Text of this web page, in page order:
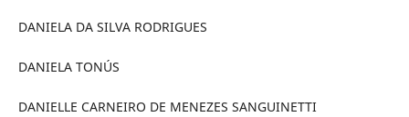
DANIELA DA SILVA RODRIGUES
DANIELA TONÚS
DANIELLE CARNEIRO DE MENEZES SANGUINETTI